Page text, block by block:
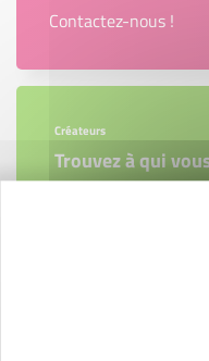
Contactez-nous !
Créateurs
Trouvez à qui